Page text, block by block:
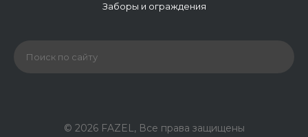
Заборы и ограждения
© 2026 FAZEL, Все права защищены